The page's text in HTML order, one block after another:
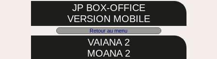
JP BOX-OFFICE
VERSION MOBILE
Retour au menu
VAIANA 2
MOANA 2